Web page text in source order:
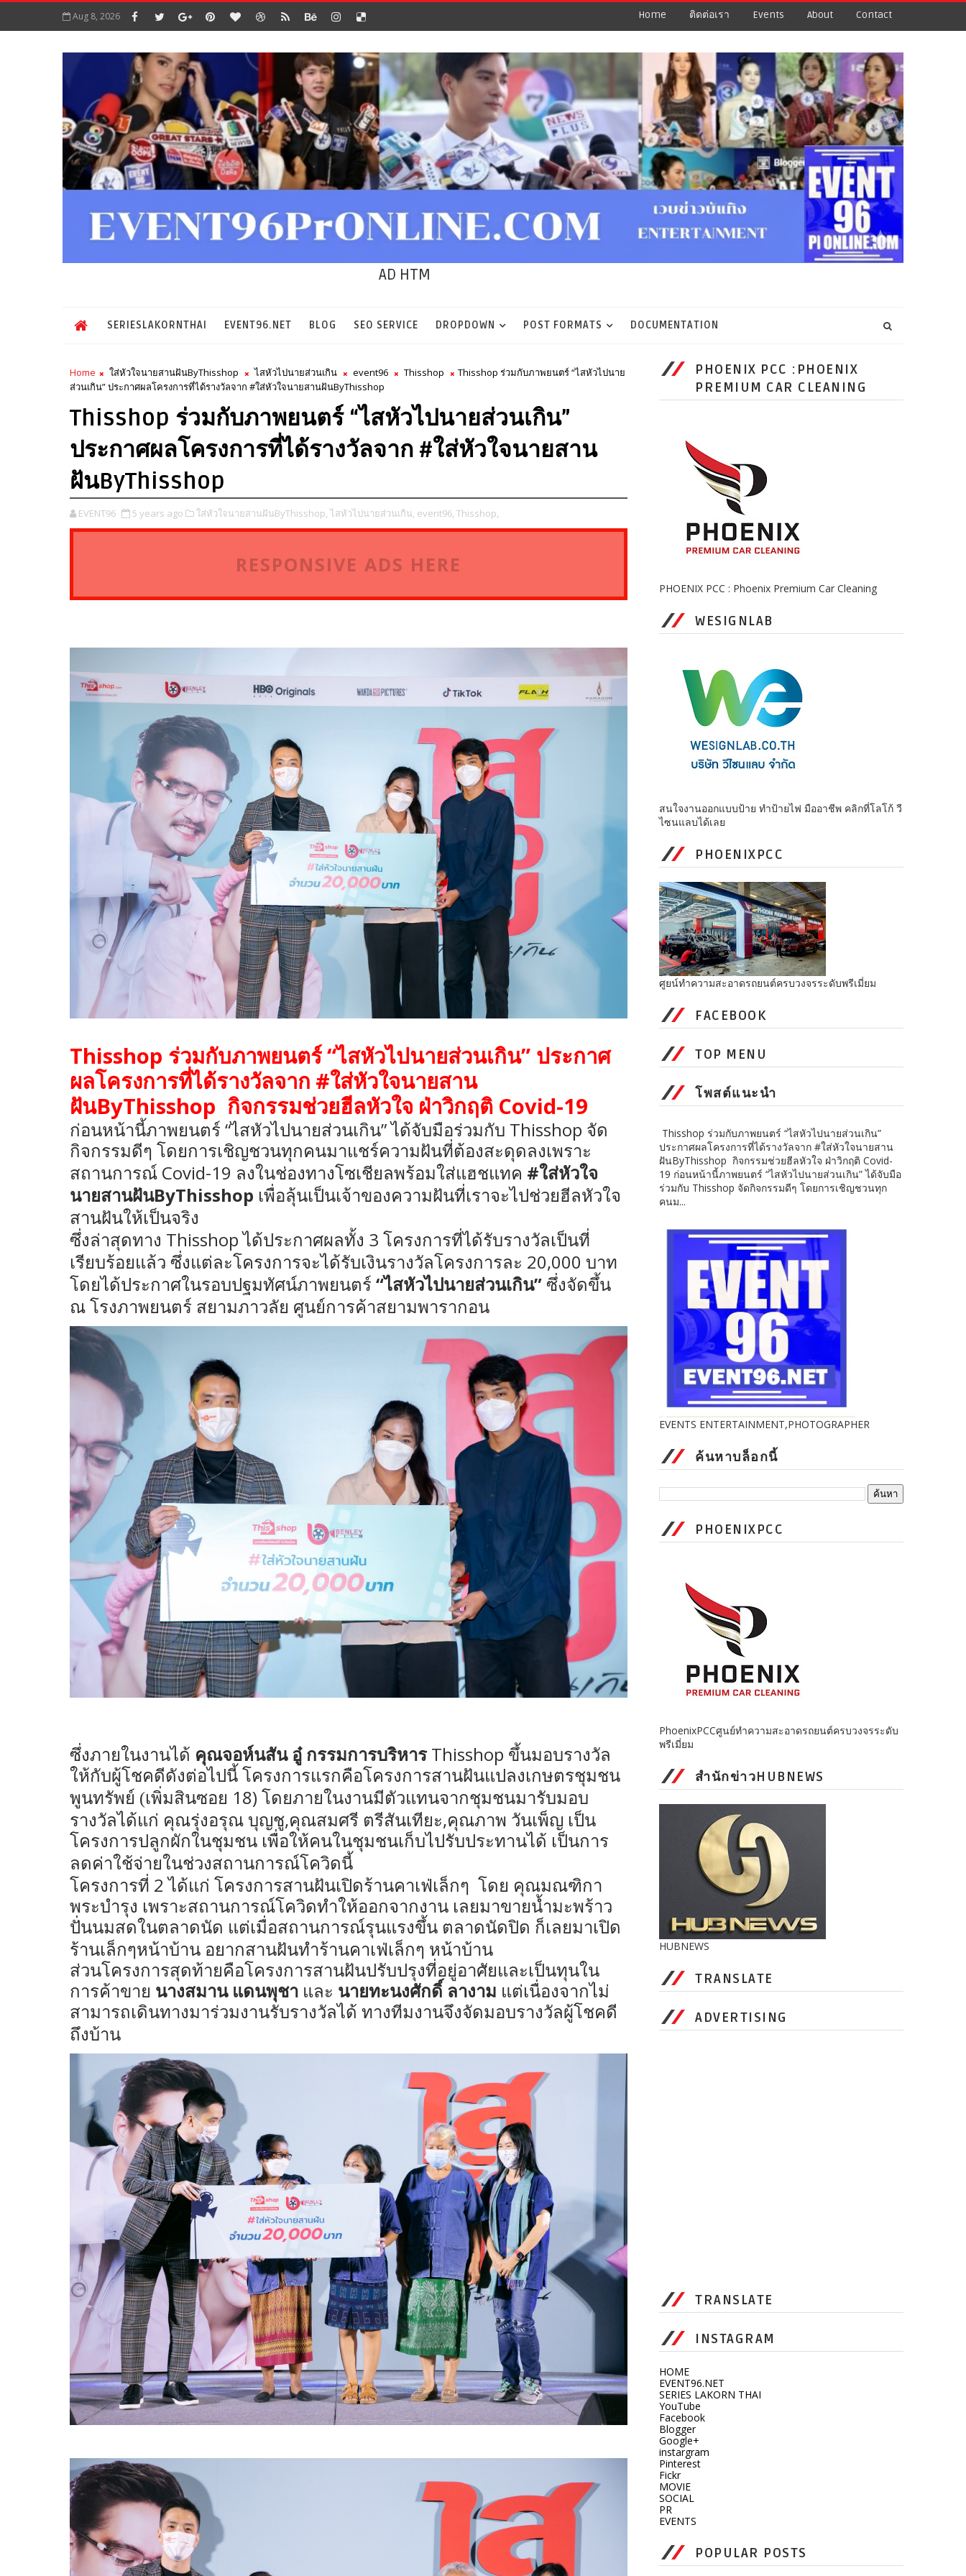
Aug 8, 2026 Home ติดต่อเรา Events About Contact
AD HTM
SERIESLAKORNTHAI EVENT96.NET BLOG SEO SERVICE DROPDOWN POST FORMATS DOCUMENTATION
Home ใส่หัวใจนายสานฝันByThisshop ไสหัวไปนายส่วนเกิน event96 Thisshop
Thisshop ร่วมกับภาพยนตร์ “ไสหัวไปนาย
ส่วนเกิน” ประกาศผลโครงการที่ได้รางวัลจาก #ใส่หัวใจนายสานฝันByThisshop
Thisshop ร่วมกับภาพยนตร์ “ไสหัวไปนายส่วนเกิน”
ประกาศผลโครงการที่ได้รางวัลจาก #ใส่หัวใจนายสาน
ฝันByThisshop
EVENT96 5 years ago ใส่หัวใจนายสานฝันByThisshop, ไสหัวไปนายส่วนเกิน, event96, Thisshop,
RESPONSIVE ADS HERE
Thisshop ร่วมกับภาพยนตร์“ไสหัวไปนายส่วนเกิน” ประกาศ
ผลโครงการที่ได้รางวัลจาก #ใส่หัวใจนายสาน
ฝันByThisshop กิจกรรมช่วยฮีลหัวใจ ฝ่าวิกฤติ Covid-19
ก่อนหน้านี้ภาพยนตร์ “ไสหัวไปนายส่วนเกิน”ได้จับมือร่วมกับ Thisshop จัด
กิจกรรมดีๆ โดยการเชิญชวนทุกคนมาแชร์ความฝันที่ต้องสะดุดลงเพราะ
สถานการณ์ Covid-19 ลงในช่องทางโซเชียลพร้อมใส่แฮชแทค #ใส่หัวใจ
นายสานฝันByThisshop เพื่อลุ้นเป็นเจ้าของความฝันที่เราจะไปช่วยฮีลหัวใจ
สานฝันให้เป็นจริง
ซึ่งล่าสุดทาง Thisshopได้ประกาศผลทั้ง 3 โครงการที่ได้รับรางวัลเป็นที่
เรียบร้อยแล้ว ซึ่งแต่ละโครงการจะได้รับเงินรางวัลโครงการละ 20,000 บาท
โดยได้ประกาศในรอบปฐมทัศน์ภาพยนตร์ “ไสหัวไปนายส่วนเกิน” ซึ่งจัดขึ้น
ณ โรงภาพยนตร์ สยามภาวลัย ศูนย์การค้าสยามพารากอน
ซึ่งภายในงานได้ คุณจอห์นสัน อู๋ กรรมการบริหาร Thisshop ขึ้นมอบรางวัล
ให้กับผู้โชคดีดังต่อไปนี้ โครงการแรกคือโครงการสานฝันแปลงเกษตรชุมชน
พูนทรัพย์ (เพิ่มสินซอย 18) โดยภายในงานมีตัวแทนจากชุมชนมารับมอบ
รางวัลได้แก่ คุณรุ่งอรุณ บุญชู,คุณสมศรี ตรีสันเทียะ,คุณภาพ วันเพ็ญ เป็น
โครงการปลูกผักในชุมชน เพื่อให้คนในชุมชนเก็บไปรับประทานได้ เป็นการ
ลดค่าใช้จ่ายในช่วงสถานการณ์โควิดนี้
โครงการที่ 2 ได้แก่ โครงการสานฝันเปิดร้านคาเฟ่เล็กๆ
โดย คุณมณฑิกา
พระบำรุง เพราะสถานการณ์โควิดทำให้ออกจากงาน เลยมาขายน้ำมะพร้าว
ปั่นนมสดในตลาดนัด แต่เมื่อสถานการณ์รุนแรงขึ้น ตลาดนัดปิด ก็เลยมาเปิด
ร้านเล็กๆหน้าบ้าน อยากสานฝันทำร้านคาเฟ่เล็กๆ หน้าบ้าน
ส่วนโครงการสุดท้ายคือโครงการสานฝันปรับปรุงที่อยู่อาศัยและเป็นทุนใน
การค้าขาย นางสมาน แดนพุชา และ นายทะนงศักดิ์ ลางาม แต่เนื่องจากไม่
สามารถเดินทางมาร่วมงานรับรางวัลได้ ทางทีมงานจึงจัดมอบรางวัลผู้โชคดี
ถึงบ้าน
PHOENIX PCC :PHOENIX
PREMIUM CAR CLEANING
PHOENIX PCC : Phoenix Premium Car Cleaning
WESIGNLAB
สนใจงานออกแบบป้าย ทำป้ายไฟ มืออาชีพ คลิกที่โลโก้ วี
ไซนแลบได้เลย
PHOENIXPCC
ศูยน์ทำความสะอาดรถยนต์ครบวงจรระดับพรีเมี่ยม
FACEBOOK
TOP MENU
โพสต์แนะนำ
Thisshop ร่วมกับภาพยนตร์ “ไสหัวไปนายส่วนเกิน”
ประกาศผลโครงการที่ได้รางวัลจาก #ใส่หัวใจนายสาน
ฝันByThisshop กิจกรรมช่วยฮีลหัวใจ ฝ่าวิกฤติ Covid-
19 ก่อนหน้านี้ภาพยนตร์ “ไสหัวไปนายส่วนเกิน” ได้จับมือ
ร่วมกับ Thisshop จัดกิจกรรมดีๆ โดยการเชิญชวนทุก
คนม...
EVENTS ENTERTAINMENT,PHOTOGRAPHER
ค้นหาบล็อกนี้
PHOENIXPCC
PhoenixPCCศูนย์ทำความสะอาดรถยนต์ครบวงจรระดับ
พรีเมี่ยม
สำนักข่าวHUBNEWS
HUBNEWS
TRANSLATE
ADVERTISING
TRANSLATE
INSTAGRAM
HOME
EVENT96.NET
SERIES LAKORN THAI
YouTube
Facebook
Blogger
Google+
instargram
Pinterest
Fickr
MOVIE
SOCIAL
PR
EVENTS
POPULAR POSTS